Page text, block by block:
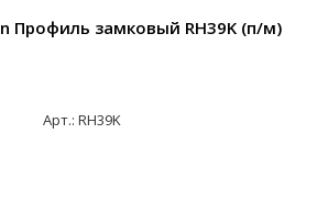
Профиль замковый RH39K (п/м)
Арт.: RH39K